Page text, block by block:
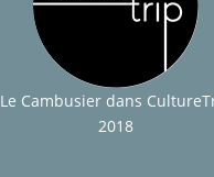
Le Cambusier dans
2018